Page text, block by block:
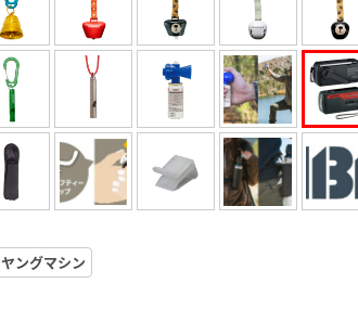
ヤングマシン